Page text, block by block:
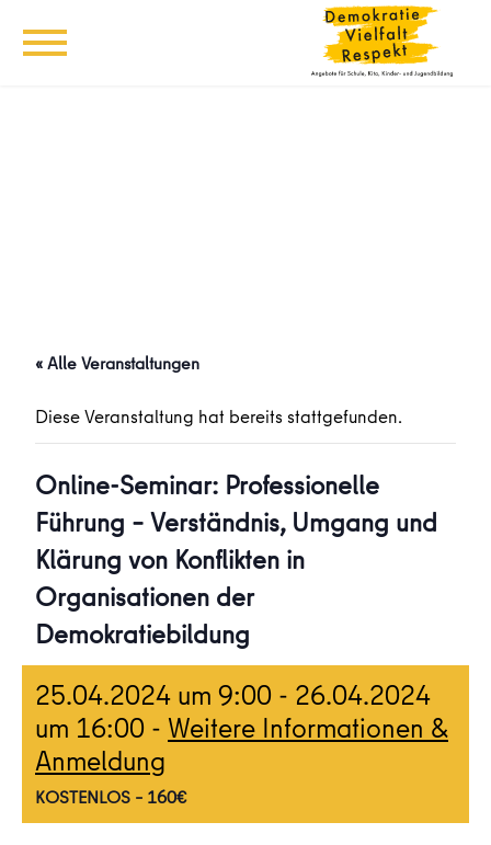
« Alle Veranstaltungen
Diese Veranstaltung hat bereits stattgefunden.
Online-Seminar: Professionelle
Führung – Verständnis, Umgang und
Klärung von Konflikten in
Organisationen der
Demokratiebildung
25.04.2024 um 9:00 - 26.04.2024
um 16:00 - Weitere Informationen &
Anmeldung
KOSTENLOS – 160€